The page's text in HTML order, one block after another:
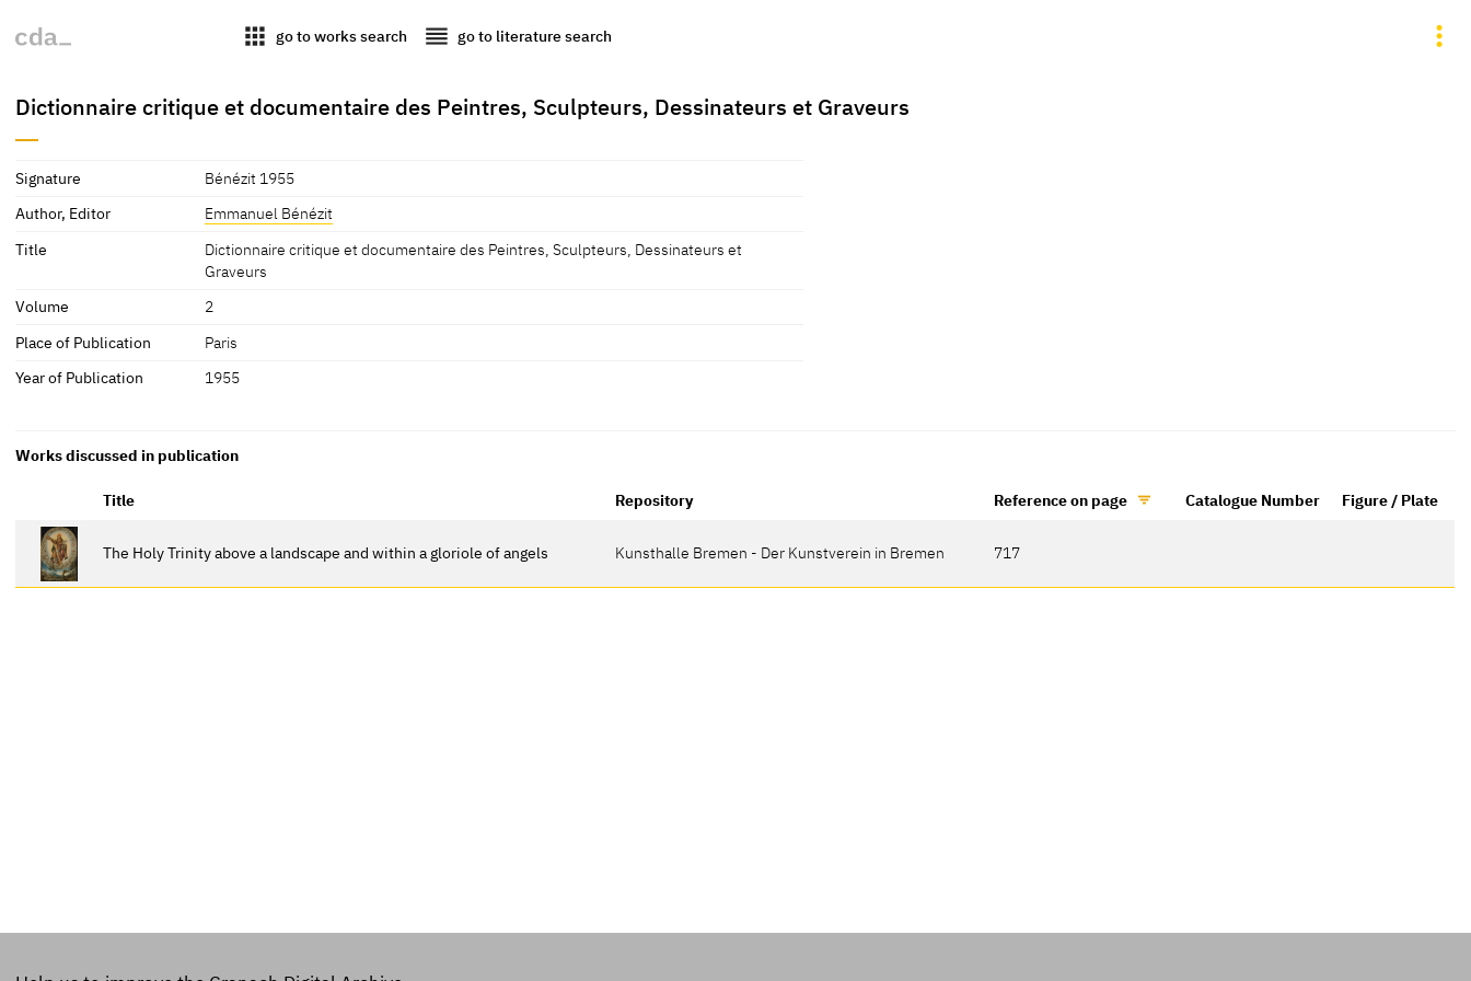
apps go to works search reorder go to literature search
Dictionnaire critique et documentaire des Peintres, Sculpteurs, Dessinateurs et Graveurs
Signature
Bénézit 1955
Author, Editor
Emmanuel Bénézit
Title
Dictionnaire critique et documentaire des Peintres, Sculpteurs, Dessinateurs et
Graveurs
Volume
2
Place of Publication
Paris
Year of Publication
1955
Works discussed in publication
Title Repository Reference on page Catalogue Number Figure / Plate
The Holy Trinity above a landscape and within a gloriole of angels Kunsthalle Bremen - Der Kunstverein in Bremen 717